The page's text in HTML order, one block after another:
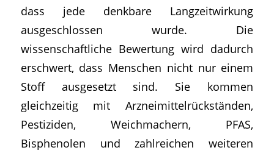
dass jede denkbare Langzeitwirkung
ausgeschlossen wurde. Die
wissenschaftliche Bewertung wird dadurch
erschwert, dass Menschen nicht nur einem
Stoff ausgesetzt sind. Sie kommen
gleichzeitig mit Arzneimittelrückständen,
Pestiziden, Weichmachern, PFAS,
Bisphenolen und zahlreichen weiteren